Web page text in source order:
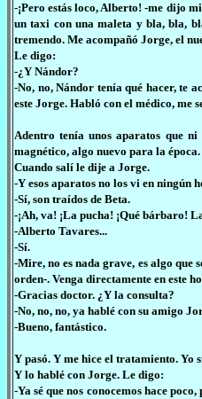
-¡Pero estás loco, Alberto! -me dijo
un taxi con una maleta y bla, bla,
tremendo. Me acompañó Jorge, el
Le digo:
-¿Y Nándor?
-No, no, Nándor tenía qué hacer, te
este Jorge. Habló con el médico, me
Adentro tenía unos aparatos que
magnético, algo nuevo para la época.
Cuando salí le dije a Jorge.
-Y esos aparatos no los vi en ningún
-Sí, son traídos de Beta.
-¡Ah, va! ¡La pucha! ¡Qué bárbaro!
-Alberto Tavares...
-Sí.
-Mire, no es nada grave, es algo que
orden-. Venga directamente en este
-Gracias doctor. ¿Y la consulta?
-No, no, no, ya hablé con su amigo
-Bueno, fantástico.
Y pasó. Y me hice el tratamiento. Yo
Y lo hablé con Jorge. Le digo:
-Ya sé que nos conocemos hace